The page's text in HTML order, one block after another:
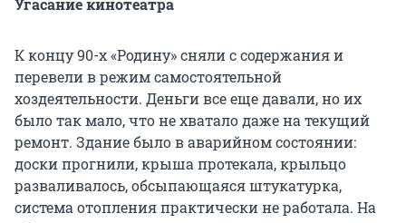
Угасание кинотеатра
К концу 90-х «Родину» сняли с содержания и
перевели в режим самостоятельной
хоздеятельности. Деньги все еще давали, но их
было так мало, что не хватало даже на текущий
ремонт. Здание было в аварийном состоянии:
доски прогнили, крыша протекала, крыльцо
разваливалось, обсыпающаяся штукатурка,
система отопления практически не работала. На